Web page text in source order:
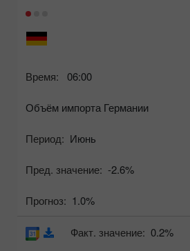
Время: 06:00
Объём импорта Германии
Период: Июнь
Пред. значение: -2.6%
Прогноз: 1.0%
Факт. значение: 0.2%